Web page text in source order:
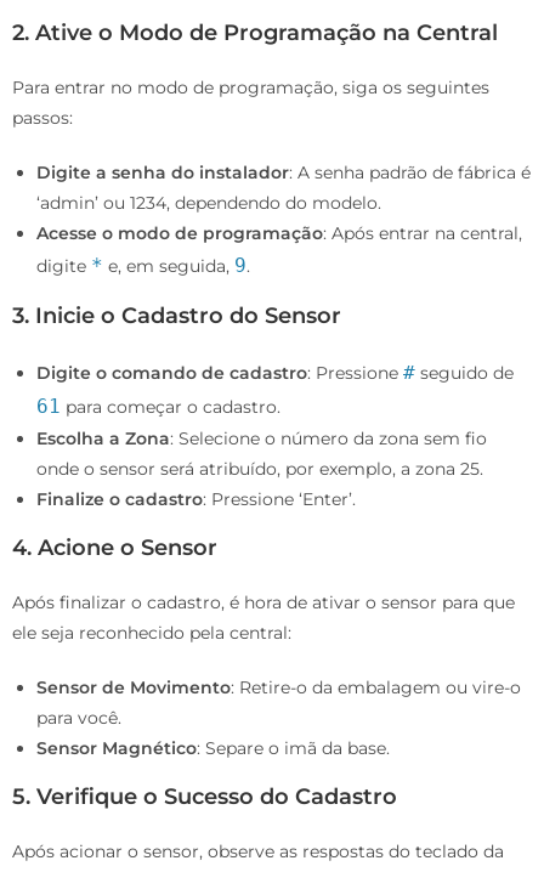
2. Ative o Modo de Programação na Central
Para entrar no modo de programação, siga os seguintes
passos:
Digite a senha do instalador: A senha padrão de fábrica é
‘admin’ ou 1234, dependendo do modelo.
Acesse o modo de programação: Após entrar na central,
digite * e, em seguida, 9.
3. Inicie o Cadastro do Sensor
Digite o comando de cadastro: Pressione # seguido de
61 para começar o cadastro.
Escolha a Zona: Selecione o número da zona sem fio
onde o sensor será atribuído, por exemplo, a zona 25.
Finalize o cadastro: Pressione ‘Enter’.
4. Acione o Sensor
Após finalizar o cadastro, é hora de ativar o sensor para que
ele seja reconhecido pela central:
Sensor de Movimento: Retire-o da embalagem ou vire-o
para você.
Sensor Magnético: Separe o imã da base.
5. Verifique o Sucesso do Cadastro
Após acionar o sensor, observe as respostas do teclado da